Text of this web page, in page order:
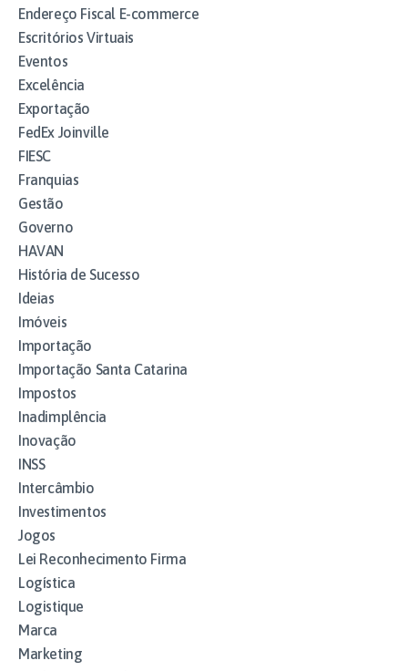
Endereço Fiscal E-commerce
Escritórios Virtuais
Eventos
Excelência
Exportação
FedEx Joinville
FIESC
Franquias
Gestão
Governo
HAVAN
História de Sucesso
Ideias
Imóveis
Importação
Importação Santa Catarina
Impostos
Inadimplência
Inovação
INSS
Intercâmbio
Investimentos
Jogos
Lei Reconhecimento Firma
Logística
Logistique
Marca
Marketing